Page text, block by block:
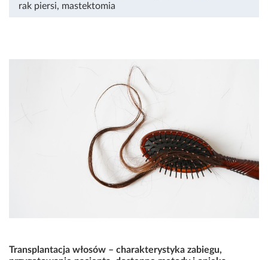
rak piersi, mastektomia
Transplantacja włosów – charakterystyka zabiegu,